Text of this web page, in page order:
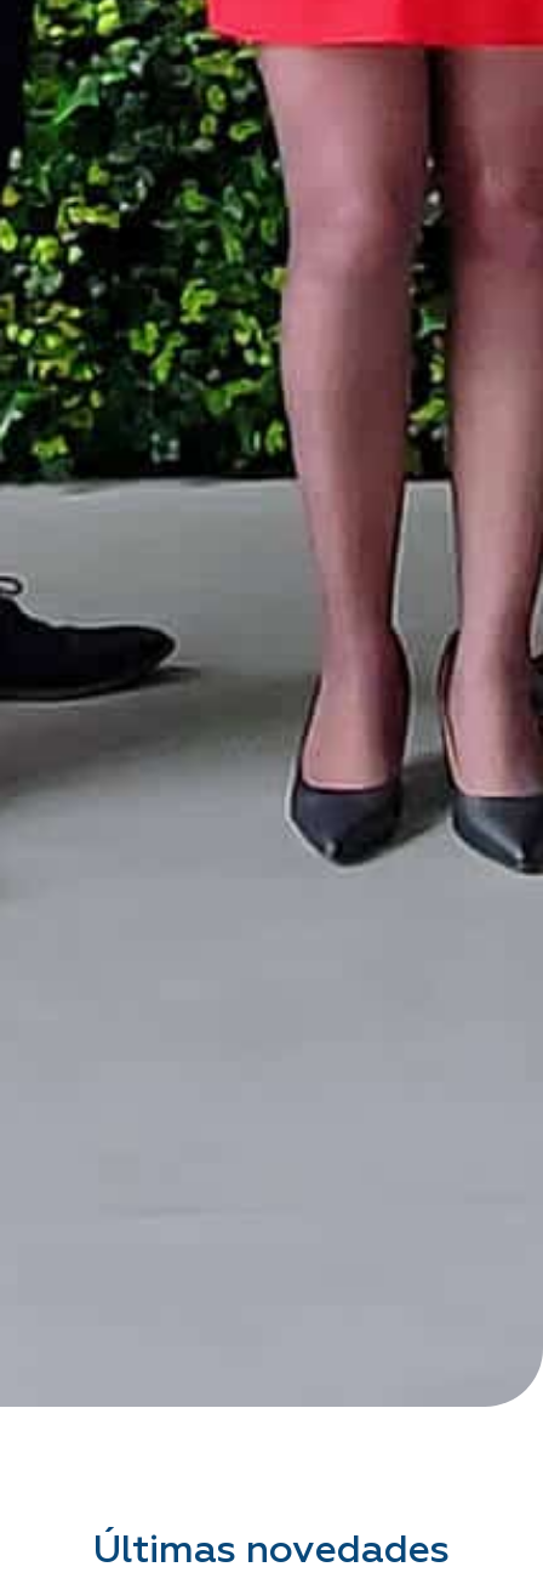
Últimas novedades